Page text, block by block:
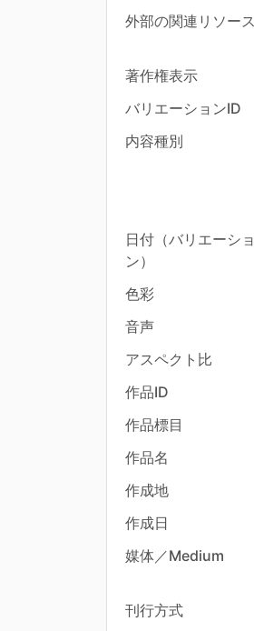
外部の関連リソース
著作権表示
バリエーションID
内容種別
日付（バリエーショ
ン）
色彩
音声
アスペクト比
作品ID
作品標目
作品名
作成地
作成日
媒体／Medium
刊行方式